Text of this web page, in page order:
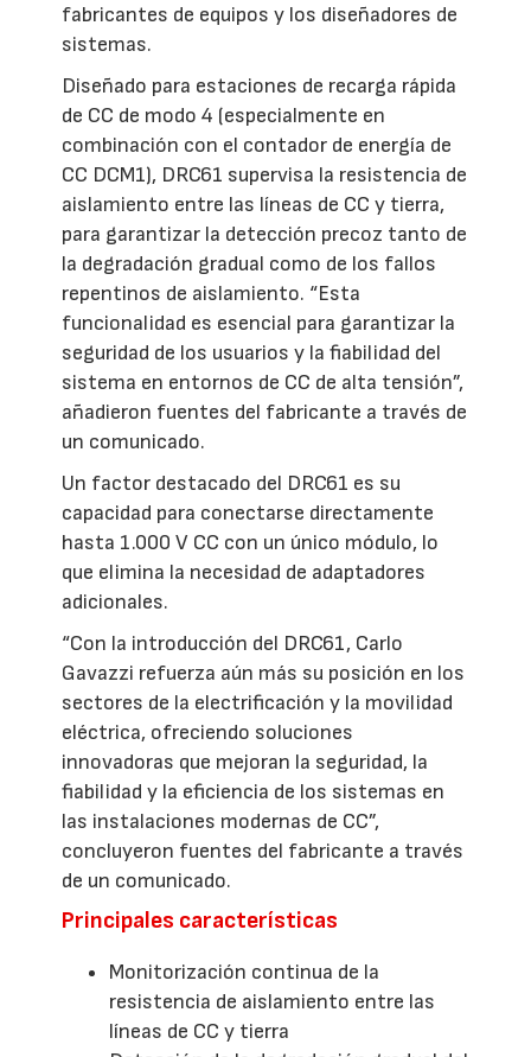
fabricantes de equipos y los diseñadores de
sistemas.
Diseñado para estaciones de recarga rápida
de CC de modo 4 (especialmente en
combinación con el contador de energía de
CC DCM1), DRC61 supervisa la resistencia de
aislamiento entre las líneas de CC y tierra,
para garantizar la detección precoz tanto de
la degradación gradual como de los fallos
repentinos de aislamiento. “Esta
funcionalidad es esencial para garantizar la
seguridad de los usuarios y la fiabilidad del
sistema en entornos de CC de alta tensión”,
añadieron fuentes del fabricante a través de
un comunicado.
Un factor destacado del DRC61 es su
capacidad para conectarse directamente
hasta 1.000 V CC con un único módulo, lo
que elimina la necesidad de adaptadores
adicionales.
“Con la introducción del DRC61, Carlo
Gavazzi refuerza aún más su posición en los
sectores de la electrificación y la movilidad
eléctrica, ofreciendo soluciones
innovadoras que mejoran la seguridad, la
fiabilidad y la eficiencia de los sistemas en
las instalaciones modernas de CC”,
concluyeron fuentes del fabricante a través
de un comunicado.
Principales características
Monitorización continua de la
resistencia de aislamiento entre las
líneas de CC y tierra